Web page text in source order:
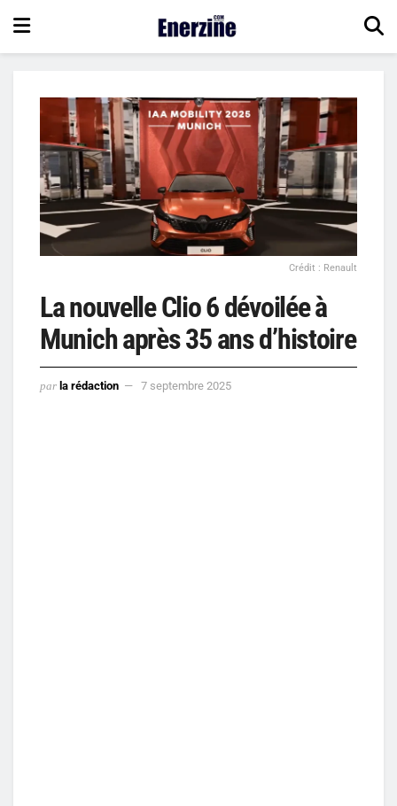
Crédit : Renault
La nouvelle Clio 6 dévoilée à
Munich après 35 ans d’histoire
par la rédaction 7 septembre 2025